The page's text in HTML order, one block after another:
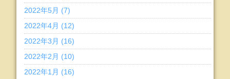
2022年5月 (7)
2022年4月 (12)
2022年3月 (16)
2022年2月 (10)
2022年1月 (16)